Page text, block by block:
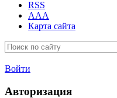
RSS
AAA
Карта сайта
Войти
Авторизация